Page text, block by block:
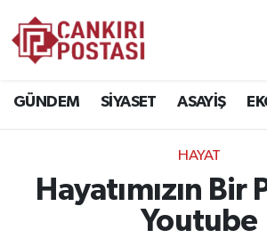
GÜNDEM SİYASET ASAYİŞ
HAYAT
Hayatımızın Bir
Youtube
EKONOMİ
Trafik Durumu